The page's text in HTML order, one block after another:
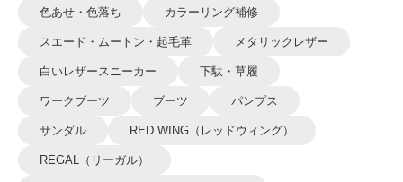
色あせ・色落ち カラーリング補修
スエード・ムートン・起毛革 メタリックレザー
白いレザースニーカー 下駄・草履
ワークブーツ ブーツ パンプス
サンダル RED WING（レッドウィング）
REGAL（リーガル）